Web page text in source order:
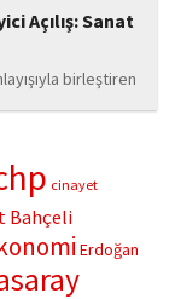
Açılış: Sanat
birleştiren
bulunan
çeşitlilik
cinayet
Bahçeli
Erdoğan